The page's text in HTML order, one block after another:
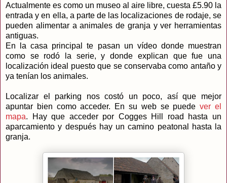
Actualmente es como un museo al aire libre, cuesta £5.90 la
entrada y en ella, a parte de las localizaciones de rodaje, se
pueden alimentar a animales de granja y ver herramientas
antiguas.
En la casa principal te pasan un vídeo donde muestran
como se rodó la serie, y donde explican que fue una
localización ideal puesto que se conservaba como antaño y
ya tenían los animales.
Localizar el parking nos costó un poco, así que mejor
apuntar bien como acceder. En su web se puedever el
mapa. Hay que acceder por Cogges Hill road hasta un
aparcamiento y después hay un camino peatonal hasta la
granja.